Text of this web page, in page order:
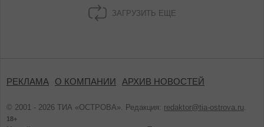
ЗАГРУЗИТЬ ЕЩЕ
РЕКЛАМА О КОМПАНИИ АРХИВ НОВОСТЕЙ
© 2001 - 2026 ТИА «ОСТРОВА». Редакция: redaktor@tia-ostrova.ru.
18+